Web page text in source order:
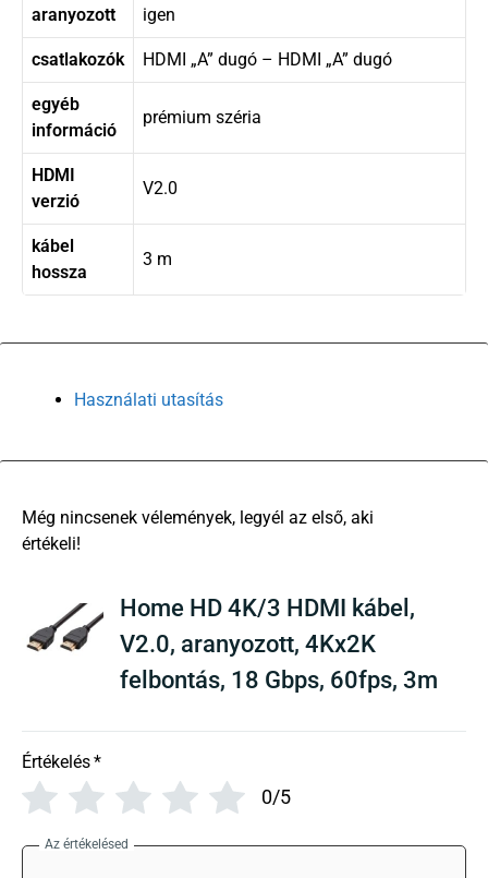
aranyozott igen
csatlakozók HDMI „A” dugó – HDMI „A” dugó
egyéb
információ
prémium széria
HDMI
verzió
V2.0
kábel
hossza
3 m
Használati utasítás
Home HD 4K/3 HDMI kábel,
V2.0, aranyozott, 4Kx2K
felbontás, 18 Gbps, 60fps, 3m
Értékelés*
0/5
Az értékelésed